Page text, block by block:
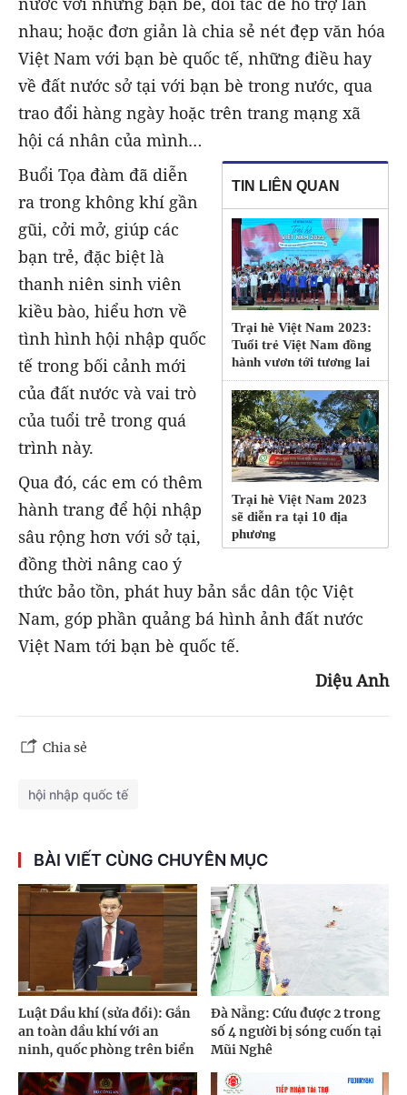
nhau; hoặc đơn giản là chia sẻ nét đẹp văn hóa
Việt Nam với bạn bè quốc tế, những điều hay
về đất nước sở tại với bạn bè trong nước, qua
trao đổi hàng ngày hoặc trên trang mạng xã
hội cá nhân của mình…
TIN LIÊN QUAN
Trại hè Việt Nam 2023:
Tuổi trẻ Việt Nam đồng
hành vươn tới tương lai
Trại hè Việt Nam 2023
sẽ diễn ra tại 10 địa
phương
Buổi Tọa đàm đã diễn
ra trong không khí gần
gũi, cởi mở, giúp các
bạn trẻ, đặc biệt là
thanh niên sinh viên
kiều bào, hiểu hơn về
tình hình hội nhập quốc
tế trong bối cảnh mới
của đất nước và vai trò
của tuổi trẻ trong quá
trình này.
Qua đó, các em có thêm
hành trang để hội nhập
sâu rộng hơn với sở tại,
đồng thời nâng cao ý
thức bảo tồn, phát huy bản sắc dân tộc Việt
Nam, góp phần quảng bá hình ảnh đất nước
Việt Nam tới bạn bè quốc tế.
Diệu Anh
Chia sẻ
hội nhập quốc tế
BÀI VIẾT CÙNG CHUYÊN MỤC
Luật Dầu khí (sửa đổi): Gắn
an toàn dầu khí với an
ninh, quốc phòng trên biển
Đà Nẵng: Cứu được 2 trong
số 4 người bị sóng cuốn tại
Mũi Nghê